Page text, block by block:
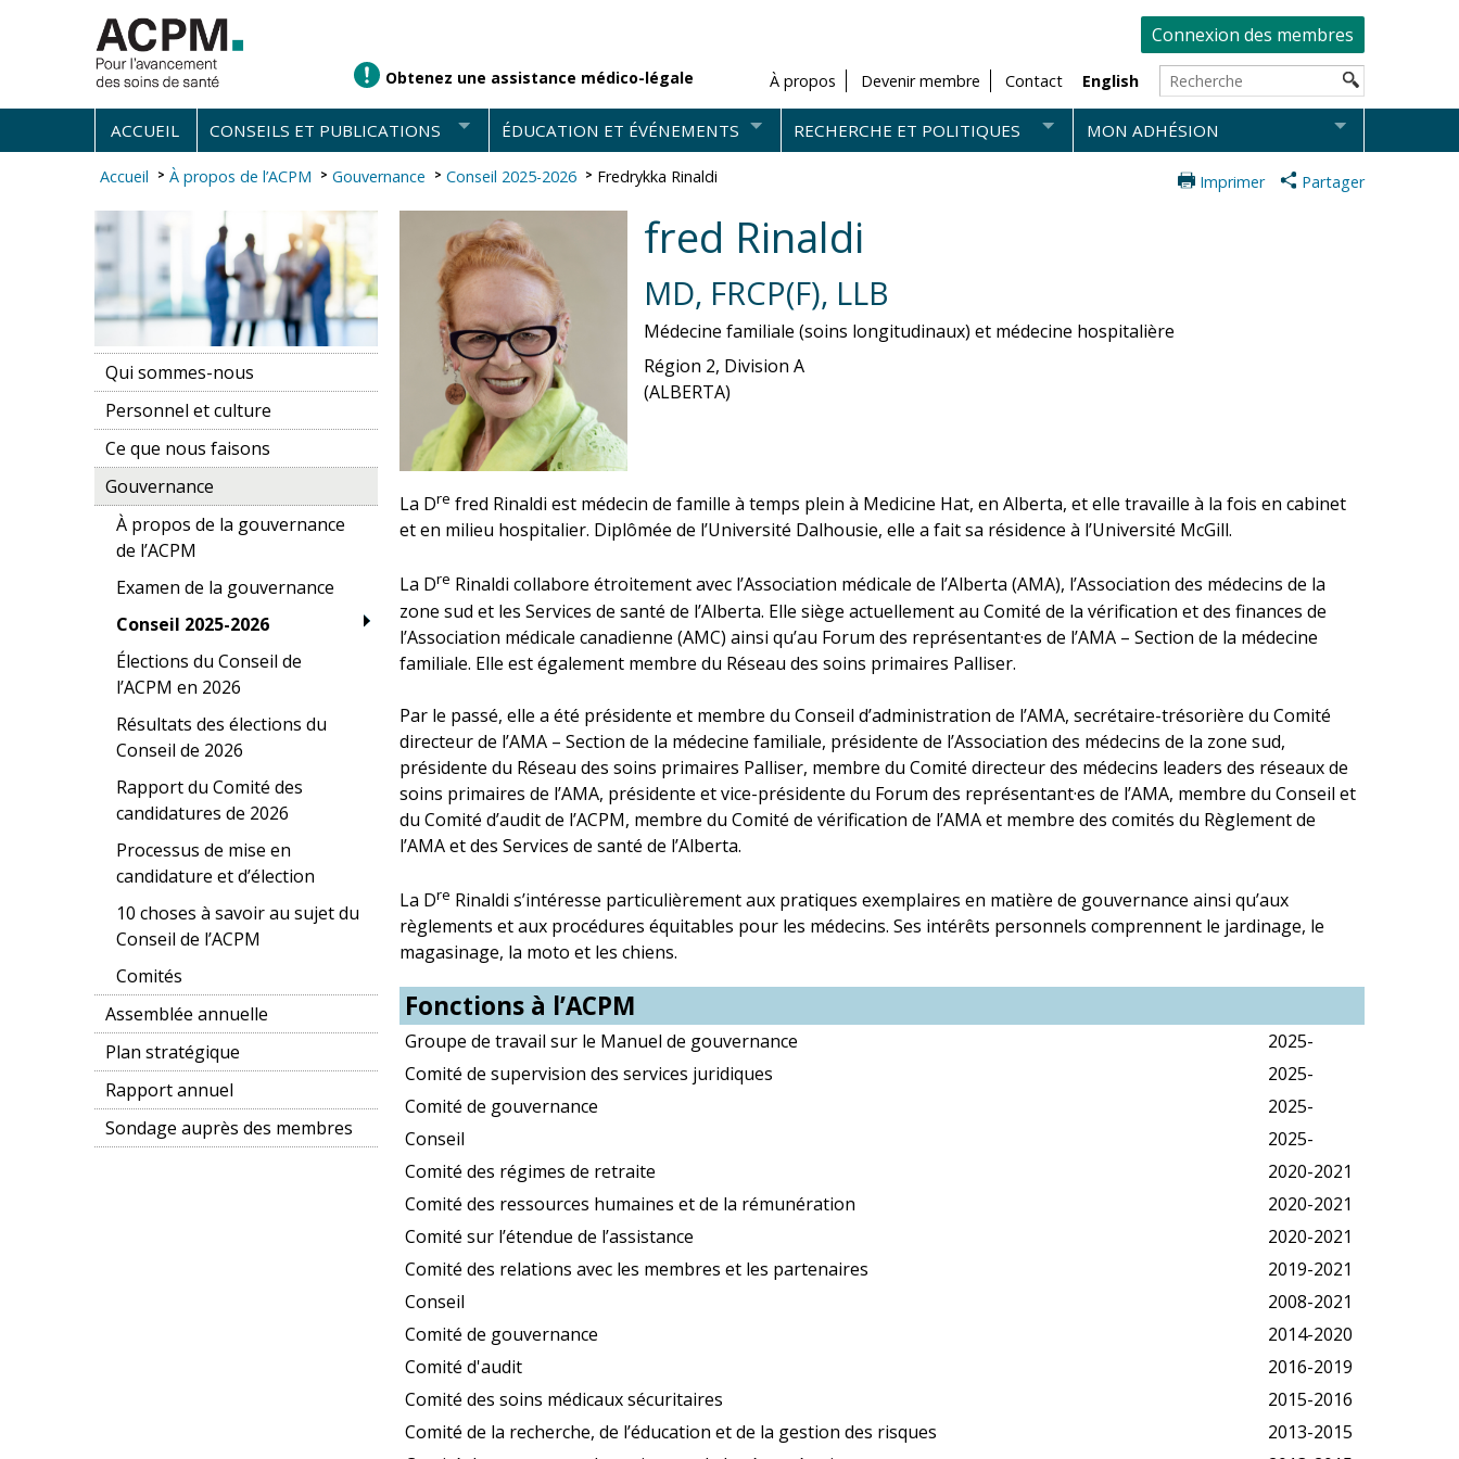
Connexion des membres
Obtenez une assistance médico-légale À propos Devenir membre Contact English
ACCUEIL CONSEILS ET PUBLICATIONS ÉDUCATION ET ÉVÉNEMENTS RECHERCHE ET POLITIQUES MON ADHÉSION
Accueil À propos de l’ACPM Gouvernance Conseil 2025-2026 Fredrykka Rinaldi Imprimer Partager
Qui sommes-nous
Personnel et culture
Ce que nous faisons
Gouvernance
À propos de la gouvernance
de l’ACPM
Examen de la gouvernance
Conseil 2025-2026
Élections du Conseil de
l’ACPM en 2026
Résultats des élections du
Conseil de 2026
Rapport du Comité des
candidatures de 2026
Processus de mise en
candidature et d’élection
10 choses à savoir au sujet du
Conseil de l’ACPM
Comités
Assemblée annuelle
Plan stratégique
Rapport annuel
Sondage auprès des membres
fred Rinaldi
MD, FRCP(F), LLB
Médecine familiale (soins longitudinaux) et médecine hospitalière
Région 2, Division A
(ALBERTA)
La Dre fred Rinaldi est médecin de famille à temps plein à Medicine Hat, en Alberta, et elle travaille à la fois en cabinet
et en milieu hospitalier. Diplômée de l’Université Dalhousie, elle a fait sa résidence à l’Université McGill.
La Dre Rinaldi collabore étroitement avec l’Association médicale de l’Alberta (AMA), l’Association des médecins de la
zone sud et les Services de santé de l’Alberta. Elle siège actuellement au Comité de la vérification et des finances de
l’Association médicale canadienne (AMC) ainsi qu’au Forum des représentant·es de l’AMA – Section de la médecine
familiale. Elle est également membre du Réseau des soins primaires Palliser.
Par le passé, elle a été présidente et membre du Conseil d’administration de l’AMA, secrétaire-trésorière du Comité
directeur de l’AMA – Section de la médecine familiale, présidente de l’Association des médecins de la zone sud,
présidente du Réseau des soins primaires Palliser, membre du Comité directeur des médecins leaders des réseaux de
soins primaires de l’AMA, présidente et vice-présidente du Forum des représentant·es de l’AMA, membre du Conseil et
du Comité d’audit de l’ACPM, membre du Comité de vérification de l’AMA et membre des comités du Règlement de
l’AMA et des Services de santé de l’Alberta.
La Dre Rinaldi s’intéresse particulièrement aux pratiques exemplaires en matière de gouvernance ainsi qu’aux
règlements et aux procédures équitables pour les médecins. Ses intérêts personnels comprennent le jardinage, le
magasinage, la moto et les chiens.
Fonctions à l’ACPM
Groupe de travail sur le Manuel de gouvernance
2025-
Comité de supervision des services juridiques
2025-
Comité de gouvernance
2025-
Conseil
2025-
Comité des régimes de retraite
2020-2021
Comité des ressources humaines et de la rémunération
2020-2021
Comité sur l’étendue de l’assistance
2020-2021
Comité des relations avec les membres et les partenaires
2019-2021
Conseil
2008-2021
Comité de gouvernance
2014-2020
Comité d'audit
2016-2019
Comité des soins médicaux sécuritaires
2015-2016
Comité de la recherche, de l’éducation et de la gestion des risques
2013-2015